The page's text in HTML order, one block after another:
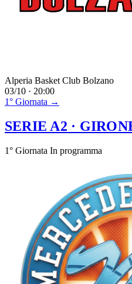
Alperia Basket Club Bolzano
03/10 · 20:00
1° Giornata →
SERIE A2 ·
1° Giornata In programma